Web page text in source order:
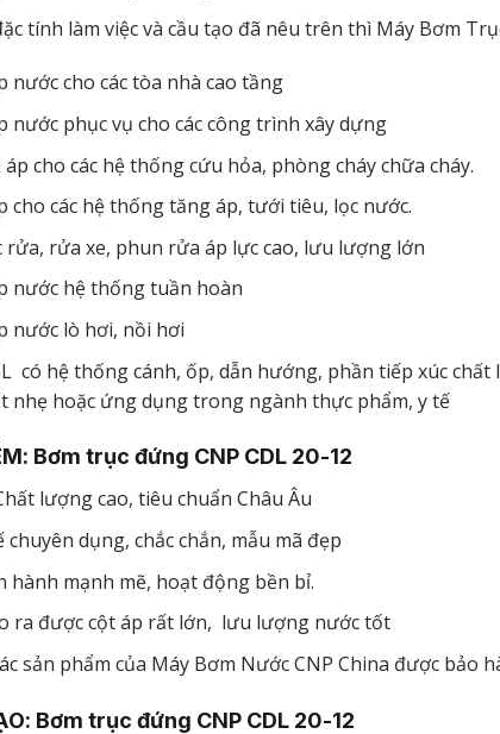
tính làm việc và cầu tạo đã nêu trên thì Máy Bơm
nước cho các tòa nhà cao tầng
nước phục vụ cho các công trình xây dựng
cho các hệ thống cứu hỏa, phòng cháy chữa cháy.
cho các hệ thống tăng áp, tưới tiêu, lọc nước.
rửa, rửa xe, phun rửa áp lực cao, lưu lượng lớn
nước hệ thống tuần hoàn
nước lò hơi, nồi hơi
có hệ thống cánh, ốp, dẫn hướng, phần tiếp xúc
nhẹ hoặc ứng dụng trong ngành thực phẩm, y tế
Bơm trục đứng CNP CDL 20-12
lượng cao, tiêu chuẩn Châu Âu
chuyên dụng, chắc chắn, mẫu mã đẹp
hành mạnh mẽ, hoạt động bền bỉ.
ra được cột áp rất lớn, lưu lượng nước tốt
sản phẩm của Máy Bơm Nước CNP China được bảo
Bơm trục đứng CNP CDL 20-12